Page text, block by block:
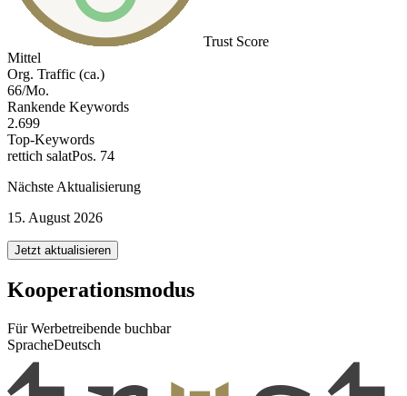
Trust Score
Mittel
Org. Traffic (ca.)
66/Mo.
Rankende Keywords
2.699
Top-Keywords
rettich salatPos. 74
Nächste Aktualisierung
15. August 2026
Jetzt aktualisieren
Kooperationsmodus
Für Werbetreibende buchbar
SpracheDeutsch